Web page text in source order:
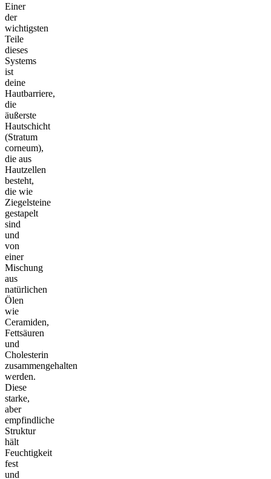
Einer
der
wichtigsten
Teile
dieses
Systems
ist
deine
Hautbarriere,
die
äußerste
Hautschicht
(Stratum
corneum),
die aus
Hautzellen
besteht,
die wie
Ziegelsteine
gestapelt
sind
und
von
einer
Mischung
aus
natürlichen
Ölen
wie
Ceramiden,
Fettsäuren
und
Cholesterin
zusammengehalten
werden.
Diese
starke,
aber
empfindliche
Struktur
hält
Feuchtigkeit
fest
und